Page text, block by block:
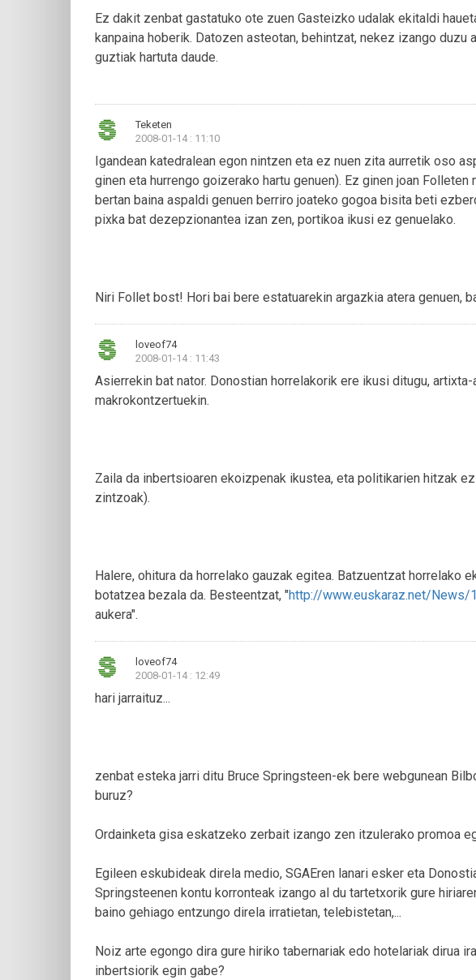
Ez dakit zenbat gastatuko ote zuen Gasteizko udalak ekitaldi
kanpaina hoberik. Datozen asteotan, behintzat, nekez izango duzu
guztiak hartuta daude.
Teketen
2008-01-14 : 11:10
Igandean katedralean egon nintzen eta ez nuen zita aurretik oso
ginen eta hurrengo goizerako hartu genuen). Ez ginen joan
bertan baina aspaldi genuen berriro joateko gogoa bisita beti
pixka bat dezepzionantea izan zen, portikoa ikusi ez genuelako.
Niri Follet bost! Hori bai bere estatuarekin argazkia atera genuen,
loveof74
2008-01-14 : 11:43
Asierrekin bat nator. Donostian horrelakorik ere ikusi ditugu,
makrokontzertuekin.
Zaila da inbertsioaren ekoizpenak ikustea, eta politikarien hitzak
zintzoak).
Halere, ohitura da horrelako gauzak egitea. Batzuentzat horrelako
botatzea bezala da. Besteentzat, "http://www.euskaraz.net/News/
aukera".
loveof74
2008-01-14 : 12:49
hari jarraituz...
zenbat esteka jarri ditu Bruce Springsteen-ek bere webgunean
buruz?
Ordainketa gisa eskatzeko zerbait izango zen itzulerako promoa
Egileen eskubideak direla medio, SGAEren lanari esker eta
Springsteenen kontu korronteak izango al du tartetxorik gure
baino gehiago entzungo direla irratietan, telebistetan,...
Noiz arte egongo dira gure hiriko tabernariak edo hotelariak dirua
inbertsiorik egin gabe?